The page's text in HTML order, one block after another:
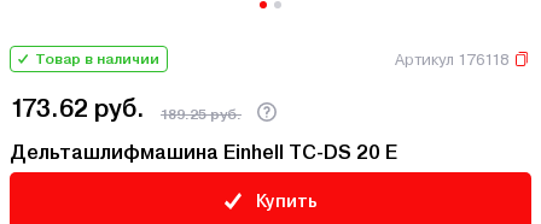
Товар в наличии Артикул 176118
173.62 руб. 189.25 руб.
Дельташлифмашина Einhell TC-DS 20 E
Купить